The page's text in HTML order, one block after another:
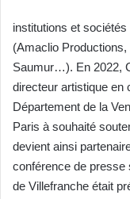
institutions et
(Amaclio Productions,
Saumur…). En 2022,
directeur artistique en
Département de la
Paris à souhaité
devient ainsi
conférence de presse
de Villefranche était